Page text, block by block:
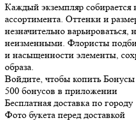
Каждый экземпляр
ассортимента. Оттенки и
незначительно варьироваться,
неизменными. Флористы
и насыщенности элементы,
образа.
Войдите, чтобы копить Бонусы
500 бонусов в приложении
Бесплатная доставка по городу
Фото букета перед доставкой